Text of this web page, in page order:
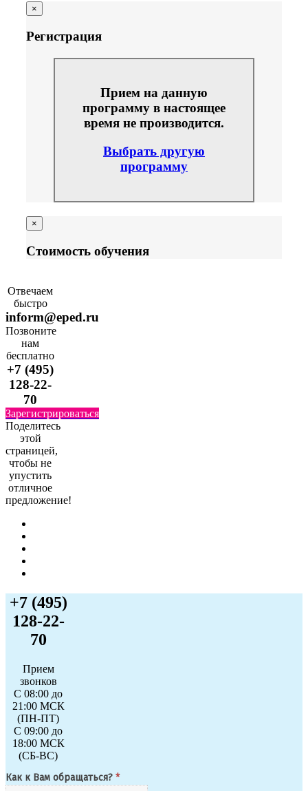
×
Регистрация
Прием на данную
программу в настоящее
время не производится.
Выбрать другую
программу
×
Стоимость обучения
Отвечаем
быстро
inform@eped.ru
Позвоните
нам
бесплатно
+7 (495)
128-22-
70
Зарегистрироваться
Поделитесь
этой
страницей,
чтобы не
упустить
отличное
предложение!
+7 (495)
128-22-
70
Прием
звонков
С 08:00 до
21:00 МСК
(ПН-ПТ)
С 09:00 до
18:00 МСК
(СБ-ВС)
Как к Вам обращаться? *